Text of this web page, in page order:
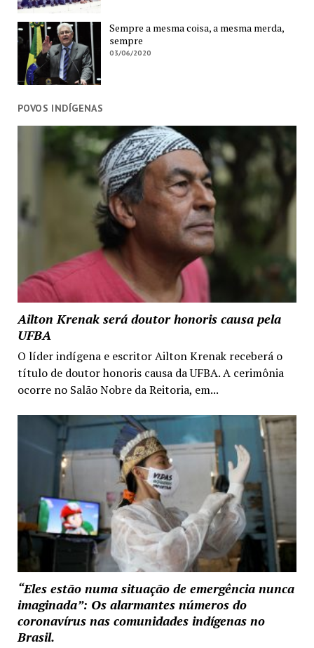
Sempre a mesma coisa, a mesma merda,
sempre
03/06/2020
POVOS INDÍGENAS
Ailton Krenak será doutor honoris causa pela
UFBA
O líder indígena e escritor Ailton Krenak receberá o
título de doutor honoris causa da UFBA. A cerimônia
ocorre no Salão Nobre da Reitoria, em...
“Eles estão numa situação de emergência nunca
imaginada”: Os alarmantes números do
coronavírus nas comunidades indígenas no
Brasil.